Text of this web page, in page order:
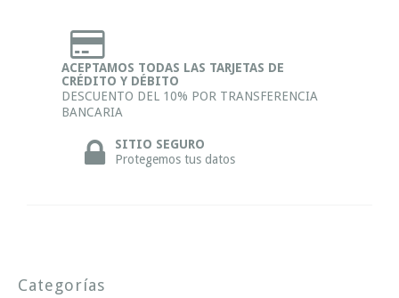
ACEPTAMOS TODAS LAS TARJETAS DE
CRÉDITO Y DÉBITO
DESCUENTO DEL 10% POR TRANSFERENCIA
BANCARIA
SITIO SEGURO
Protegemos tus datos
Categorías